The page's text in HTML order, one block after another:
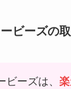
ビーズの
ビーズは、